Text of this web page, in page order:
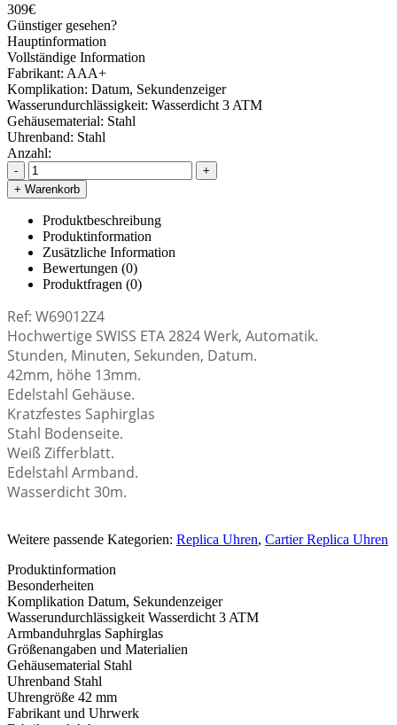
309€
Günstiger gesehen?
Hauptinformation
Vollständige Information
Fabrikant: AAA+
Komplikation: Datum, Sekundenzeiger
Wasserundurchlässigkeit: Wasserdicht 3 ATM
Gehäusematerial: Stahl
Uhrenband: Stahl
Anzahl:
-
+
+ Warenkorb
Produktbeschreibung
Produktinformation
Zusätzliche Information
Bewertungen (0)
Produktfragen (0)
Ref: W69012Z4
Hochwertige SWISS ETA 2824 Werk, Automatik.
Stunden, Minuten, Sekunden, Datum.
42mm, höhe 13mm.
Edelstahl Gehäuse.
Kratzfestes Saphirglas
Stahl Bodenseite.
Weiß Zifferblatt.
Edelstahl Armband.
Wasserdicht 30m.
Weitere passende Kategorien: Replica Uhren, Cartier Replica Uhren
Produktinformation
Besonderheiten
Komplikation Datum, Sekundenzeiger
Wasserundurchlässigkeit Wasserdicht 3 ATM
Armbanduhrglas Saphirglas
Größenangaben und Materialien
Gehäusematerial Stahl
Uhrenband Stahl
Uhrengröße 42 mm
Fabrikant und Uhrwerk